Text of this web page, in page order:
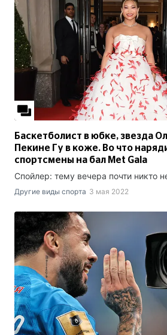
Баскетболист в юбке, звезда
Пекине Гу в коже. Во что
спортсмены на бал Met Gala
Спойлер: тему вечера почти никто
Другие виды спорта 3 мая 2022